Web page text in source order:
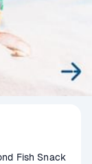
Fish Snack